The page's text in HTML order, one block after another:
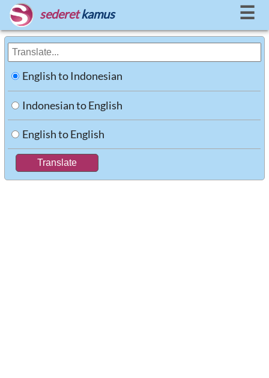
sederet kamus ☰
English to Indonesian
Indonesian to English
English to English